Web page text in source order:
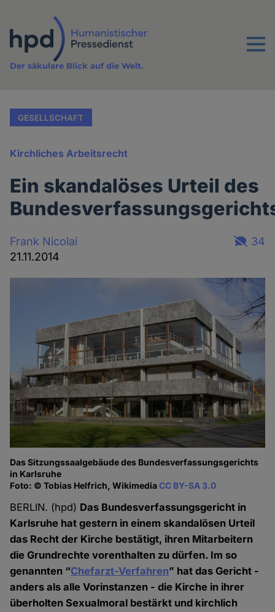
Inhalt
Menu
Der säkulare Blick auf die Welt.
GESELLSCHAFT
Kirchliches Arbeitsrecht
Ein skandalöses Urteil des
Frank Nicolai
21.11.2014
34
Das Sitzungssaalgebäude des Bundesverfassungsgerichts
in Karlsruhe
Foto: © Tobias Helfrich, WikimediaCC BY-SA 3.0
BERLIN. (hpd) Das Bundesverfassungsgericht in
Karlsruhe hat gestern in einem skandalösen Urteil
das Recht der Kirche bestätigt, ihren Mitarbeitern
die Grundrechte vorenthalten zu dürfen. Im so
genannten “Chefarzt-Verfahren” hat das Gericht -
anders als alle Vorinstanzen - die Kirche in ihrer
überholten Sexualmoral bestärkt und kirchlich